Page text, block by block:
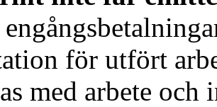
för utfört
med arbete och